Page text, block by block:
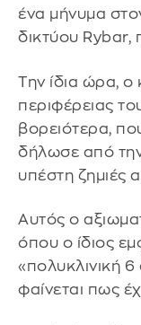
ένα μήνυμα
δικτύου Rybar,
Την ίδια ώρα, ο
περιφέρειας
βορειότερα,
δήλωσε από την
υπέστη ζημιές
Αυτός ο
όπου ο ίδιος
«πολυκλινική 6
φαίνεται πως